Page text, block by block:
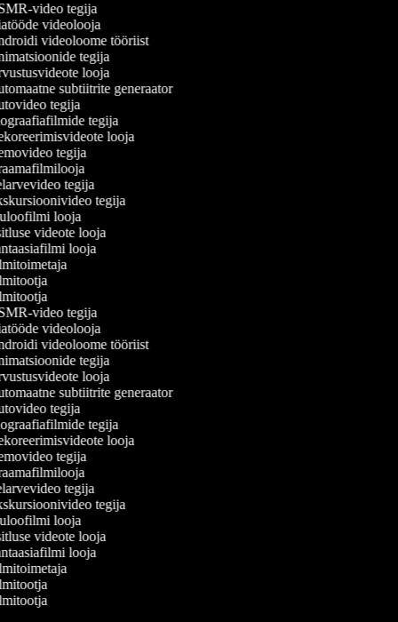
video tegija
videolooja
videoloome tööriist
tegija
looja
subtiitrite generaator
tegija
tegija
looja
tegija
tegija
tegija
looja
videote looja
looja
video tegija
videolooja
videoloome tööriist
tegija
looja
subtiitrite generaator
tegija
tegija
looja
tegija
tegija
tegija
looja
videote looja
looja